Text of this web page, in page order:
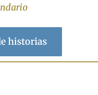
historias